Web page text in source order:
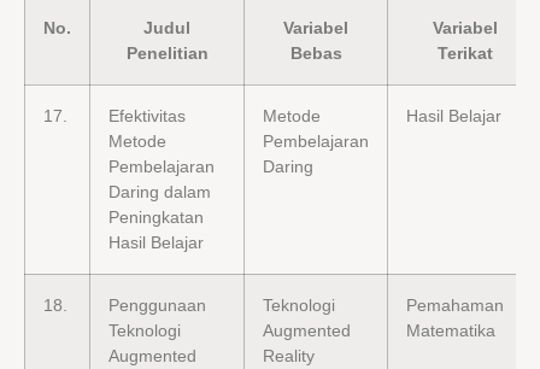
No.
Judul
Penelitian
Variabel
Bebas
Variabel
Terikat
17.
Efektivitas
Metode
Pembelajaran
Daring dalam
Peningkatan
Hasil Belajar
Metode
Pembelajaran
Daring
Hasil Belajar
18.
Penggunaan
Teknologi
Augmented
Teknologi
Augmented
Reality
Pemahaman
Matematika